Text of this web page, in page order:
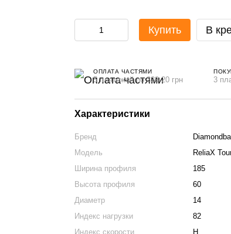
Купить В
ОПЛАТА ЧАСТЯМИ
5 платежей по 338.20 грн 3
Характеристики
Бренд
Модель
ReliaX
Ширина профиля
185
Высота профиля
60
Диаметр
14
Индекс нагрузки
82
Индекс скорости
H